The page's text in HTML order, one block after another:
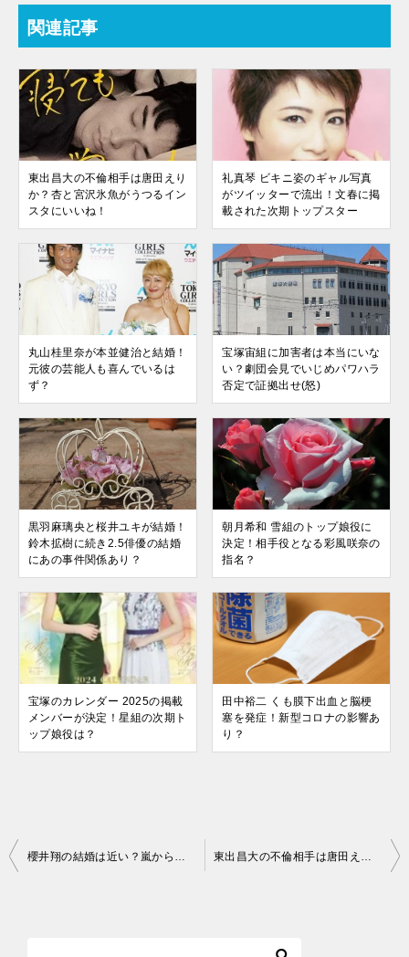
関連記事
東出昌大の不倫相手は唐田えり
か？杏と宮沢氷魚がうつるイン
スタにいいね！
礼真琴 ビキニ姿のギャル写真
がツイッターで流出！文春に掲
載された次期トップスター
丸山桂里奈が本並健治と結婚！
元彼の芸能人も喜んでいるは
ず？
宝塚宙組に加害者は本当にいな
い？劇団会見でいじめパワハラ
否定で証拠出せ(怒)
黒羽麻璃央と桜井ユキが結婚！
鈴木拡樹に続き2.5俳優の結婚
にあの事件関係あり？
朝月希和 雪組のトップ娘役に
決定！相手役となる彩風咲奈の
指名？
宝塚のカレンダー 2025の掲載
メンバーが決定！星組の次期ト
ップ娘役は？
田中裕二 くも膜下出血と脳梗
塞を発症！新型コロナの影響あ
り？
投
櫻井翔の結婚は近い？嵐から二人目の婚前旅行！ベトナム旅行の彼女 東出昌大の不倫相手は唐田えりか？杏と宮沢氷魚がうつるインスタにいいね！